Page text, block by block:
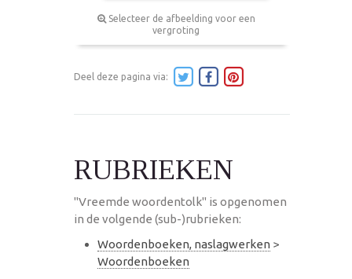
Selecteer de afbeelding voor een
vergroting
Deel deze pagina via:
RUBRIEKEN
"Vreemde woordentolk" is opgenomen
in de volgende (sub-)rubrieken:
Woordenboeken, naslagwerken >
Woordenboeken